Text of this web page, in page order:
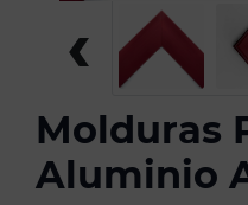
‹
Molduras
Aluminio